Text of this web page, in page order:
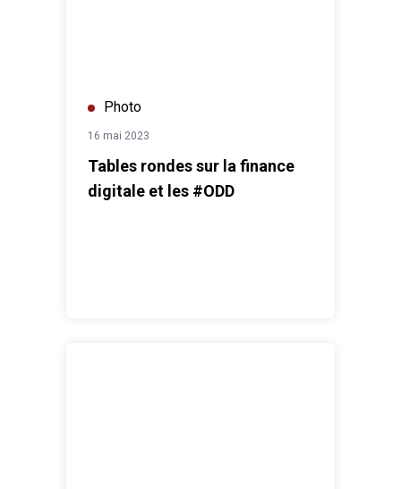
Photo
16 mai 2023
Tables rondes sur la finance
digitale et les #ODD